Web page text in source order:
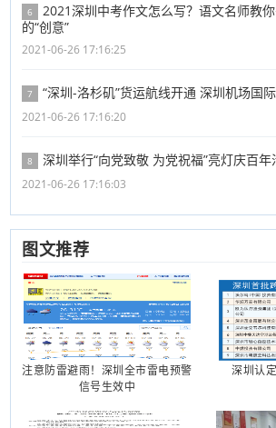
6
2021深圳中考作文怎么写？语文名师教
的“创意”
2021-06-26 17:16:25
7 “深圳-洛杉矶”货运航线开通 深圳机场国
2021-06-26 17:16:20
8 深圳举行“向党致敬 为党祝福”亮灯庆百年
2021-06-26 17:16:03
图文推荐
注意防雷避雨！深圳全市雷电预警
信号生效中
深圳认